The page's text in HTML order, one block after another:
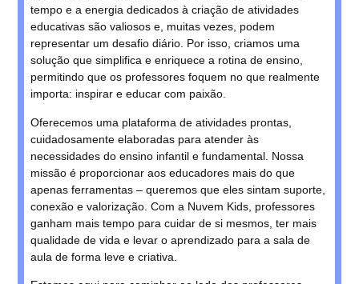
tempo e a energia dedicados à criação de atividades
educativas são valiosos e, muitas vezes, podem
representar um desafio diário. Por isso, criamos uma
solução que simplifica e enriquece a rotina de ensino,
permitindo que os professores foquem no que realmente
importa: inspirar e educar com paixão.
Oferecemos uma plataforma de atividades prontas,
cuidadosamente elaboradas para atender às
necessidades do ensino infantil e fundamental. Nossa
missão é proporcionar aos educadores mais do que
apenas ferramentas – queremos que eles sintam suporte,
conexão e valorização. Com a Nuvem Kids, professores
ganham mais tempo para cuidar de si mesmos, ter mais
qualidade de vida e levar o aprendizado para a sala de
aula de forma leve e criativa.